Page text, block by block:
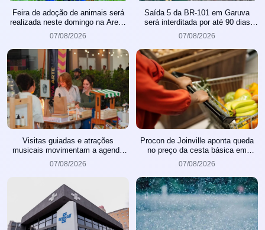
Feira de adoção de animais será
realizada neste domingo na Arena
Joinville
07/08/2026
Saída 5 da BR-101 em Garuva
será interditada por até 90 dias
para obras
07/08/2026
Visitas guiadas e atrações
musicais movimentam a agenda
cultural da semana em Joinville
07/08/2026
Procon de Joinville aponta queda
no preço da cesta básica em
agosto
07/08/2026